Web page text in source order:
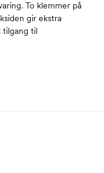
To klemmer på
gir ekstra
tilgang til